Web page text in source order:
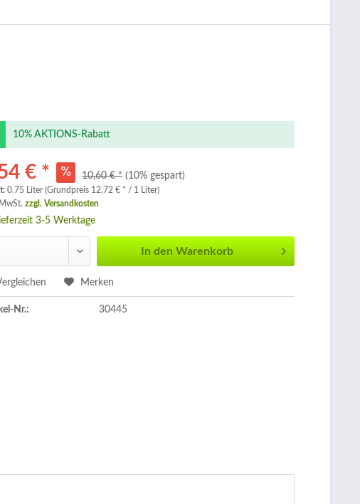
10% AKTIONS-Rabatt
€ * 10,60 € * (10% gespart)
0.75 Liter (Grundpreis 12,72 € * / 1 Liter)
zzgl. Versandkosten
3-5 Werktage
In den Warenkorb
Merken
Nr.: 30445